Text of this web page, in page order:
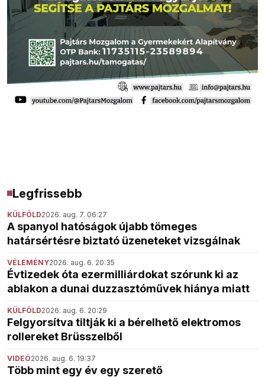
Legfrissebb
KÜLFÖLD2026. aug. 7. 06:27
A spanyol hatóságok újabb tömeges
határsértésre biztató üzeneteket vizsgálnak
VÉLEMÉNY2026. aug. 6. 20:35
Évtizedek óta ezermilliárdokat szórunk ki az
ablakon a dunai duzzasztóművek hiánya miatt
KÜLFÖLD2026. aug. 6. 20:29
Felgyorsítva tiltják ki a bérelhető elektromos
rollereket Brüsszelből
VIDEÓ2026. aug. 6. 19:37
Több mint egy év egy szerető